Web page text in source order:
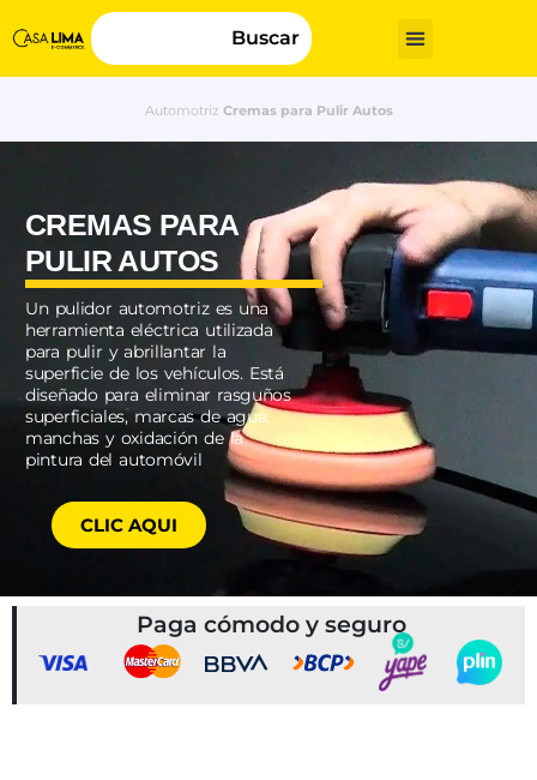
Buscar
Automotriz Cremas para Pulir Autos
CREMAS PARA
PULIR AUTOS
Un pulidor automotriz es una
herramienta eléctrica utilizada
para pulir y abrillantar la
superficie de los vehículos. Está
diseñado para eliminar rasguños
superficiales, marcas de agua,
manchas y oxidación de la
pintura del automóvil
CLIC AQUI
Paga cómodo y seguro